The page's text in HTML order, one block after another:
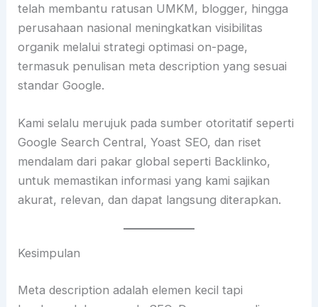
telah membantu ratusan UMKM, blogger, hingga
perusahaan nasional meningkatkan visibilitas
organik melalui strategi optimasi on-page,
termasuk penulisan meta description yang sesuai
standar Google.
Kami selalu merujuk pada sumber otoritatif seperti
Google Search Central, Yoast SEO, dan riset
mendalam dari pakar global seperti Backlinko,
untuk memastikan informasi yang kami sajikan
akurat, relevan, dan dapat langsung diterapkan.
Kesimpulan
Meta description adalah elemen kecil tapi